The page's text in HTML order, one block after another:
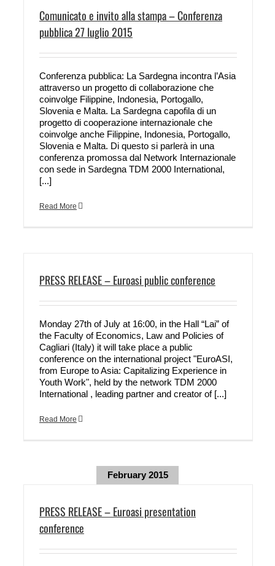
Comunicato e invito alla stampa – Conferenza
pubblica 27 luglio 2015
Conferenza pubblica: La Sardegna incontra l’Asia
attraverso un progetto di collaborazione che
coinvolge Filippine, Indonesia, Portogallo,
Slovenia e Malta. La Sardegna capofila di un
progetto di cooperazione internazionale che
coinvolge anche Filippine, Indonesia, Portogallo,
Slovenia e Malta. Di questo si parlerà in una
conferenza promossa dal Network Internazionale
con sede in Sardegna TDM 2000 International,
[...]
Read More
PRESS RELEASE – Euroasi public conference
Monday 27th of July at 16:00, in the Hall “Lai” of
the Faculty of Economics, Law and Policies of
Cagliari (Italy) it will take place a public
conference on the international project "EuroASI,
from Europe to Asia: Capitalizing Experience in
Youth Work", held by the network TDM 2000
International , leading partner and creator of [...]
Read More
February 2015
PRESS RELEASE – Euroasi presentation
conference